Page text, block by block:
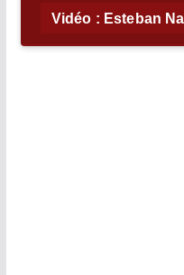
Vidéo : Esteban